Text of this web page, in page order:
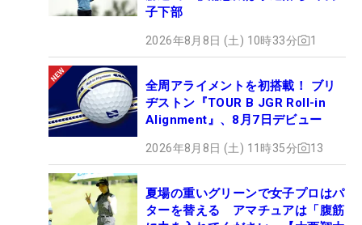
子下部
2026年8月8日 (土) 10時33分 1
全周アライメントを初搭載！ ブリ
ヂストン『TOUR B JGR Roll-in
Alignment』、8月7日デビュー
2026年8月8日 (土) 11時35分 13
夏場の重いグリーンで女子プロはパ
ターを替える アマチュアは「腹筋